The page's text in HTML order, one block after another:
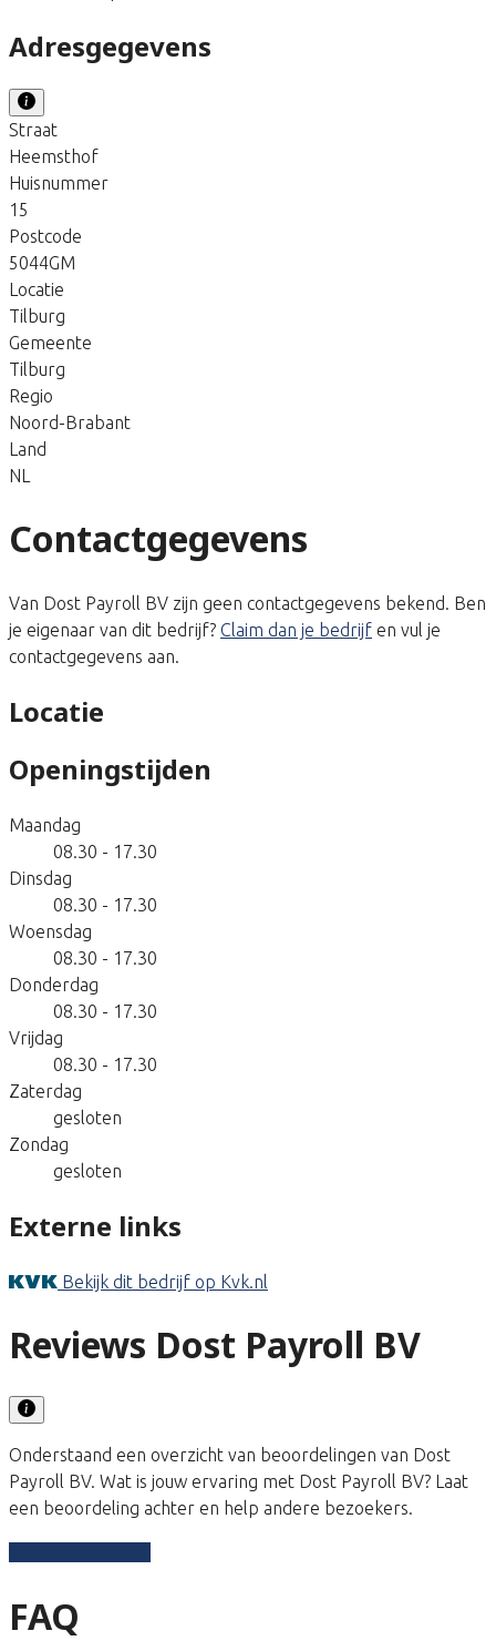
Adresgegevens
Straat
Heemsthof
Huisnummer
15
Postcode
5044GM
Locatie
Tilburg
Gemeente
Tilburg
Regio
Noord-Brabant
Land
NL
Contactgegevens
Van Dost Payroll BV zijn geen contactgegevens bekend. Ben
je eigenaar van dit bedrijf? Claim dan je bedrijf en vul je
contactgegevens aan.
Locatie
Openingstijden
Maandag
08.30 - 17.30
Dinsdag
08.30 - 17.30
Woensdag
08.30 - 17.30
Donderdag
08.30 - 17.30
Vrijdag
08.30 - 17.30
Zaterdag
gesloten
Zondag
gesloten
Externe links
Bekijk dit bedrijf op Kvk.nl
Reviews Dost Payroll BV
Onderstaand een overzicht van beoordelingen van Dost
Payroll BV. Wat is jouw ervaring met Dost Payroll BV? Laat
een beoordeling achter en help andere bezoekers.
FAQ